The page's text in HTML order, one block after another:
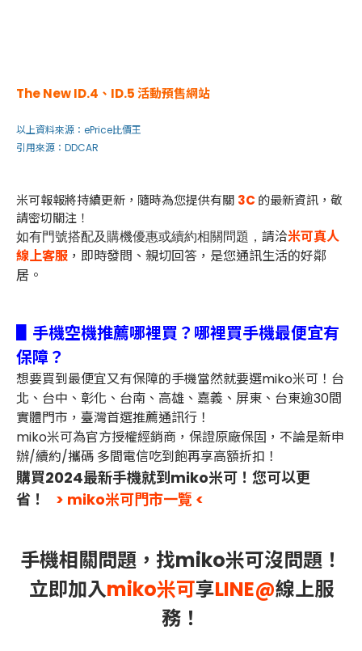
The New ID.4、ID.5 活動預售網站
以上資料來源： ePrice比價王
引用來源： DDCAR
米可報報將持續更新，隨時為您提供有關 3C 的最新資訊，敬
請密切關注！
如有門號搭配及購機優惠或續約相關問題， 請洽米可真人
線上客服 ，即時發問、親切回答，是您通訊生活的好鄰
居。
▋手機空機推薦哪裡買？哪裡買手機最便宜有
保障？
想要買到最便宜又有保障的手機當然就要選miko米可！台
北、台中、彰化、台南、高雄、嘉義、屏東、台東逾30間
實體門市，臺灣首選推薦通訊行！
miko米可為官方授權經銷商，保證原廠保固，不論是新申
辦/續約/攜碼 多間電信吃到飽再享高額折扣！
購買2024最新手機就到miko米可！您可以更
省！
> miko米可門市一覽 <
手機相關問題，找miko米可沒問題！
立即加入miko米可享LINE@線上服
務！